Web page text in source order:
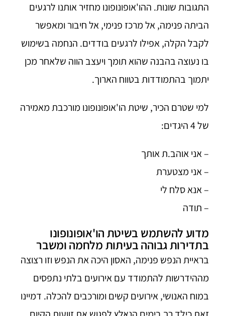
התגובות שונות. ההו'אופונופונו מחזיר אותנו לרגעים
הביתה פנימה, אל מרכז פנימי, אל חיבור ומאפשר
לקבל הקלה, אפילו לרגעים בודדים. הנחמה בשימוש
בו נעוצה בהבנה שהוא תומך ויעצב הווה שלאחר מכן
יתמוך בהתמודדות בטווח הארוך.
למי שטרם הכיר, שיטת הו'אופונופונו מורכבת מאמירה
של 4 היגדים:
– אני אוהב.ת אותך
– אני מצטערת
– אנא סלח לי
– תודה
מדוע להשתמש בשיטת הו'אופונופונו
בתדירות גבוהה בעיתות מלחמה ומשבר
בראיית הנפש פנימה, האסון היכה את הנפש וזו רצוצה
מההידרשות להתמודד עם אירועים בלתי נתפסים
במוח האנושי, אירועים קשים ומורכבים להכלה. דמיינו